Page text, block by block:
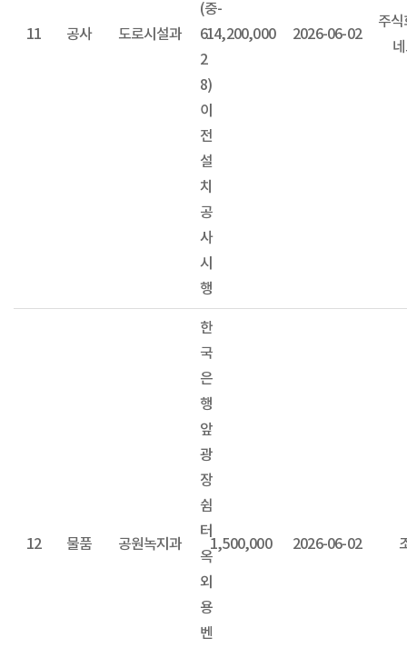
11 공사 도로시설과
(중-
6
2
8)
이
전
설
치
공
사
시
행
14,200,000 2026-06-02
주
12 물품 공원녹지과
한
국
은
행
앞
광
장
쉼
터
옥
외
용
벤
1,500,000 2026-06-02